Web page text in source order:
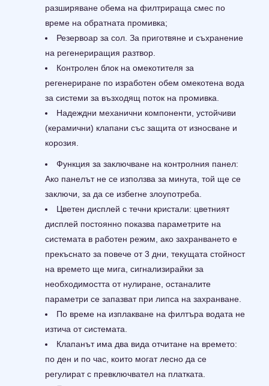
разширяване обема на филтрираща смес по
време на обратната промивка;
Резервоар за сол. За приготвяне и съхранение
на регенериращия разтвор.
Контролен блок на омекотителя за
регенериране по изработен обем омекотена вода
за системи за възходящ поток на промивка.
Надеждни механични компоненти, устойчиви
(керамични) клапани със защита от износване и
корозия.
Функция за заключване на контролния панел:
Ако панелът не се използва за минута, той ще се
заключи, за да се избегне злоупотреба.
Цветен дисплей с течни кристали: цветният
дисплей постоянно показва параметрите на
системата в работен режим, ако захранването е
прекъснато за повече от 3 дни, текущата стойност
на времето ще мига, сигнализирайки за
необходимостта от нулиране, останалите
параметри се запазват при липса на захранване.
По време на изплакване на филтъра водата не
изтича от системата.
Клапанът има два вида отчитане на времето:
по ден и по час, които могат лесно да се
регулират с превключвател на платката.